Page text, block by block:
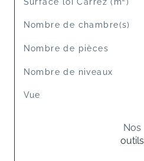
Nombre de chambre(s)
Nombre de pièces
Nombre de niveaux
Vue
Nos
outils